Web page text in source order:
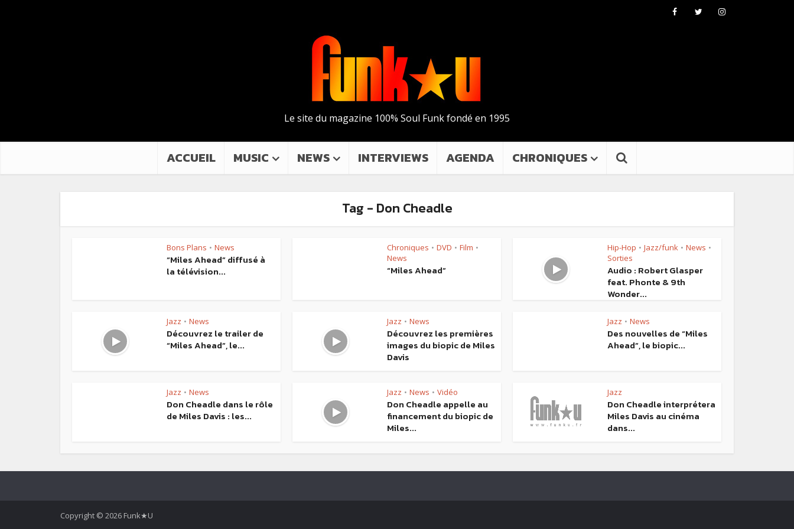
Le site du magazine 100% Soul Funk fondé en 1995
ACCUEIL MUSIC NEWS INTERVIEWS AGENDA CHRONIQUES
Tag - Don Cheadle
Bons Plans • News
“Miles Ahead” diffusé à
la télévision...
Chroniques • DVD • Film •
News
“Miles Ahead”
Hip-Hop • Jazz/funk • News •
Sorties
Audio : Robert Glasper
feat. Phonte & 9th
Wonder...
Jazz • News
Découvrez le trailer de
“Miles Ahead”, le...
Jazz • News
Découvrez les premières
images du biopic de Miles
Davis
Jazz • News
Des nouvelles de “Miles
Ahead”, le biopic...
Jazz • News
Don Cheadle dans le rôle
de Miles Davis : les...
Jazz • News • Vidéo
Don Cheadle appelle au
financement du biopic de
Miles...
Jazz
Don Cheadle interprétera
Miles Davis au cinéma
dans...
Copyright © 2026 Funk★U